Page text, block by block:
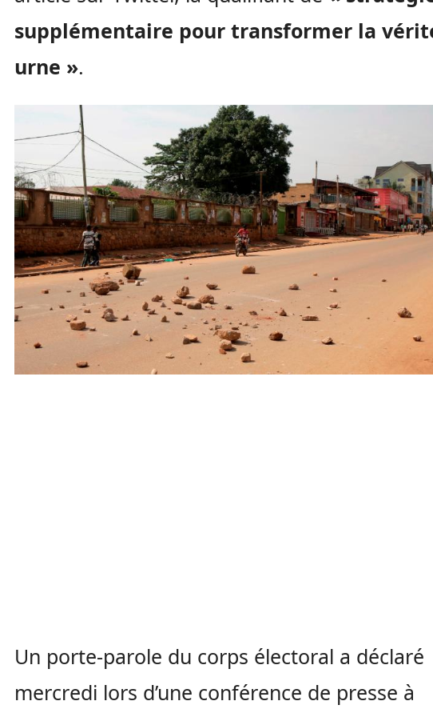
supplémentaire pour transformer la
urne ».
Un porte-parole du corps électoral a déclaré
mercredi lors d’une conférence de presse à